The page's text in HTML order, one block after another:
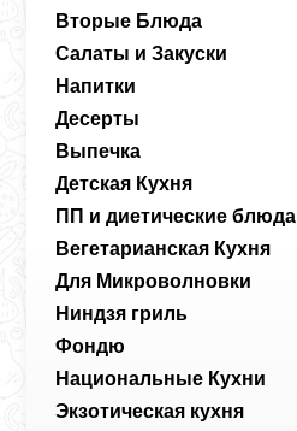
Вторые Блюда
Салаты и Закуски
Напитки
Десерты
Выпечка
Детская Кухня
ПП и диетические блюда
Вегетарианская Кухня
Для Микроволновки
Ниндзя гриль
Фондю
Национальные Кухни
Экзотическая кухня